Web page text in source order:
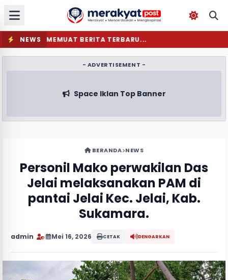
NEWS MEMUAT BERITA TERBARU...
- ADVERTISEMENT -
Space Iklan Top Banner
BERANDA NEWS
Personil Mako perwakilan Das
Jelai melaksanakan PAM di
pantai Jelai Kec. Jelai, Kab.
Sukamara.
admin Mei 16, 2026 CETAK DENGARKAN